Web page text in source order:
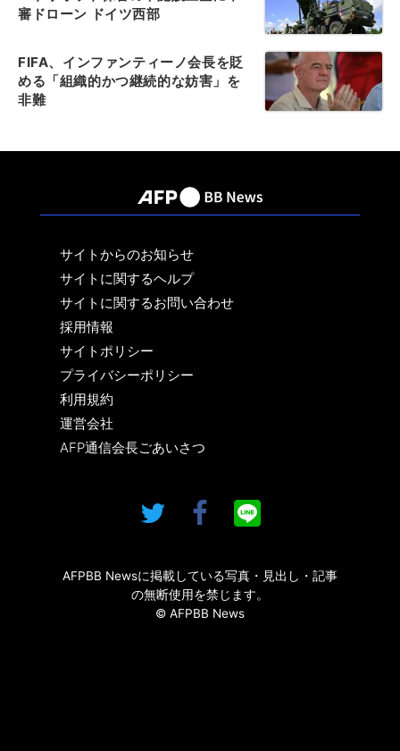
審ドローン ドイツ西部
FIFA、インファンティーノ会長を貶
める「組織的かつ継続的な妨害」を
非難
サイトからのお知らせ
サイトに関するヘルプ
サイトに関するお問い合わせ
採用情報
サイトポリシー
プライバシーポリシー
利用規約
運営会社
AFP通信会長ごあいさつ
AFPBB Newsに掲載している写真・見出し・記事
の無断使用を禁じます。
© AFPBB News